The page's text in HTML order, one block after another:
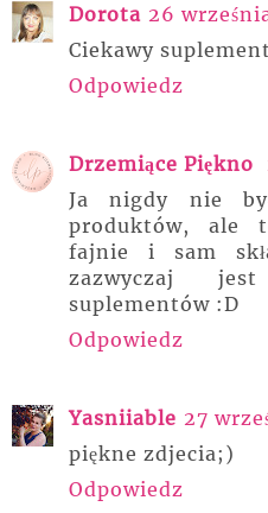
Dorota 26
Ciekawy
Odpowiedz
Drzemiące Piękno
Ja nigdy nie
produktów, ale
fajnie i sam
zazwyczaj
suplementów :D
Odpowiedz
Yasniiable 27
piękne zdjecia;)
Odpowiedz